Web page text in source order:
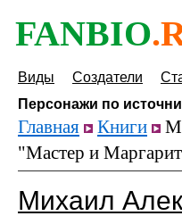
FANBIO
Виды Создатели
Персонажи по
Главная Книги
"Мастер и
Михаил